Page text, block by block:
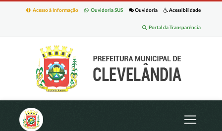
Acessibilidade
Ouvidoria
Ouvidoria SUS
Acesso à Informação
Portal da Transparência